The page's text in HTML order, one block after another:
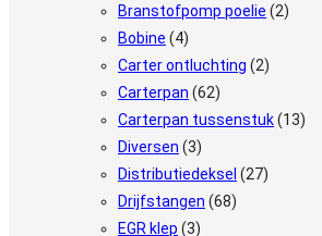
Branstofpomp poelie (2)
Bobine (4)
Carter ontluchting (2)
Carterpan (62)
Carterpan tussenstuk(13)
Diversen (3)
Distributiedeksel (27)
Drijfstangen (68)
EGR klep (3)